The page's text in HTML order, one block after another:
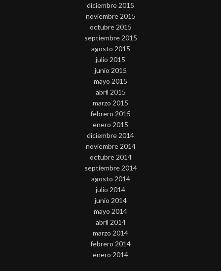
diciembre 2015
noviembre 2015
octubre 2015
septiembre 2015
agosto 2015
julio 2015
junio 2015
mayo 2015
abril 2015
marzo 2015
febrero 2015
enero 2015
diciembre 2014
noviembre 2014
octubre 2014
septiembre 2014
agosto 2014
julio 2014
junio 2014
mayo 2014
abril 2014
marzo 2014
febrero 2014
enero 2014